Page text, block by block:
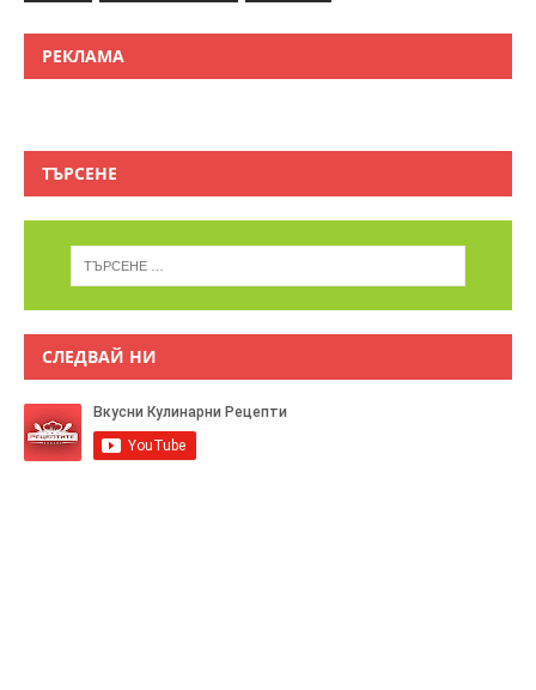
РЕКЛАМА
ТЪРСЕНЕ
СЛЕДВАЙ НИ